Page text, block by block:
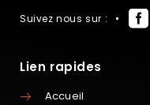
Suivez nous sur :
Lien rapides
Accueil